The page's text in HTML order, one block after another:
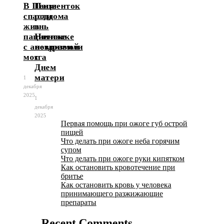
В Пензе
спасли
жизнь
пациентке
с аневризмой
мозга
1
декабря
2025
Пациенток
роддома
в
Ногинске
поздравили
с
Днем
матери
1
декабря
2025
Первая помощь при ожоге губ острой
пищей
Что делать при ожоге неба горячим
супом
Что делать при ожоге руки кипятком
Как остановить кровотечение при
бритье
Как остановить кровь у человека
принимающего разжижающие
препараты